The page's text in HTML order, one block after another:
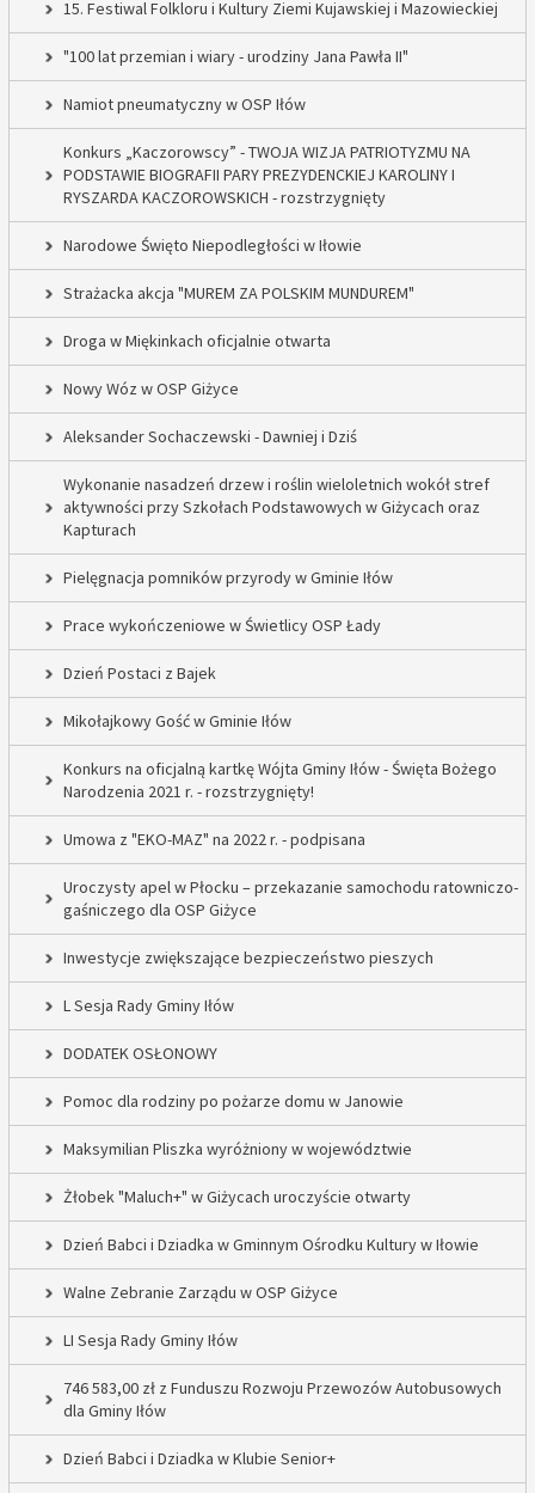
15. Festiwal Folkloru i Kultury Ziemi Kujawskiej i Mazowieckiej
"100 lat przemian i wiary - urodziny Jana Pawła II"
Namiot pneumatyczny w OSP Iłów
Konkurs „Kaczorowscy” - TWOJA WIZJA PATRIOTYZMU NA
PODSTAWIE BIOGRAFII PARY PREZYDENCKIEJ KAROLINY I
RYSZARDA KACZOROWSKICH - rozstrzygnięty
Narodowe Święto Niepodległości w Iłowie
Strażacka akcja "MUREM ZA POLSKIM MUNDUREM"
Droga w Miękinkach oficjalnie otwarta
Nowy Wóz w OSP Giżyce
Aleksander Sochaczewski - Dawniej i Dziś
Wykonanie nasadzeń drzew i roślin wieloletnich wokół stref
aktywności przy Szkołach Podstawowych w Giżycach oraz
Kapturach
Pielęgnacja pomników przyrody w Gminie Iłów
Prace wykończeniowe w Świetlicy OSP Łady
Dzień Postaci z Bajek
Mikołajkowy Gość w Gminie Iłów
Konkurs na oficjalną kartkę Wójta Gminy Iłów - Święta Bożego
Narodzenia 2021 r. - rozstrzygnięty!
Umowa z "EKO-MAZ" na 2022 r. - podpisana
Uroczysty apel w Płocku – przekazanie samochodu ratowniczo-
gaśniczego dla OSP Giżyce
Inwestycje zwiększające bezpieczeństwo pieszych
L Sesja Rady Gminy Iłów
DODATEK OSŁONOWY
Pomoc dla rodziny po pożarze domu w Janowie
Maksymilian Pliszka wyróżniony w województwie
Żłobek "Maluch+" w Giżycach uroczyście otwarty
Dzień Babci i Dziadka w Gminnym Ośrodku Kultury w Iłowie
Walne Zebranie Zarządu w OSP Giżyce
LI Sesja Rady Gminy Iłów
746 583,00 zł z Funduszu Rozwoju Przewozów Autobusowych
dla Gminy Iłów
Dzień Babci i Dziadka w Klubie Senior+